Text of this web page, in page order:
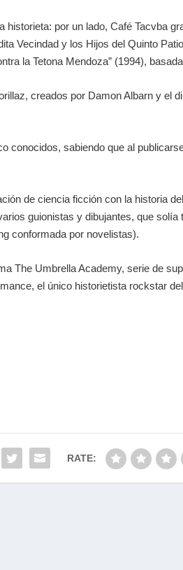
por un lado, Café Tacvba
Vecindad y los Hijos del Quinto
la Tetona Mendoza” (1994),
creados por Damon Albarn y el
conocidos, sabiendo que al
de ciencia ficción con la historia
guionistas y dibujantes, que
conformada por novelistas).
The Umbrella Academy, serie de
el único historietista rockstar
RATE: